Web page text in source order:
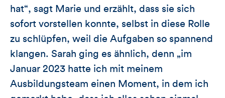
hat“, sagt Marie und erzählt, dass sie sich
sofort vorstellen konnte, selbst in diese Rolle
zu schlüpfen, weil die Aufgaben so spannend
klangen. Sarah ging es ähnlich, denn „im
Januar 2023 hatte ich mit meinem
Ausbildungsteam einen Moment, in dem ich